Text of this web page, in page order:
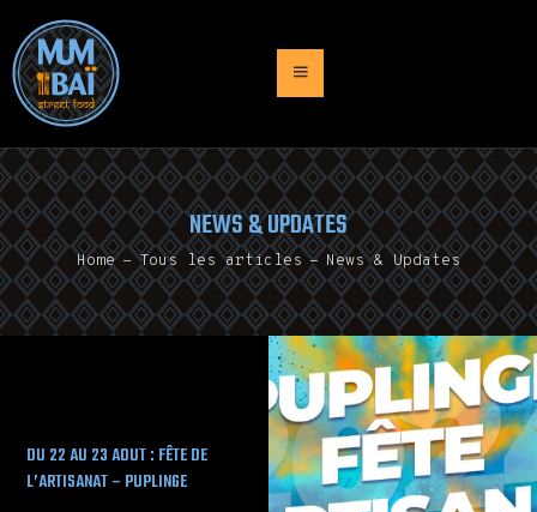
NEWS & UPDATES
Home Tous les articles News & Updates
ACCUEIL
PRESENTATION
MENU
TRAITEUR
NEWS
DU 22 AU 23 AOUT : FÊTE DE
L’ARTISANAT – PUPLINGE